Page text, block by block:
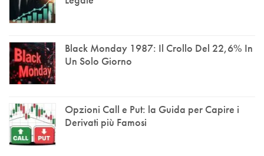
Black Monday 1987: Il Crollo Del 22,6% In
Un Solo Giorno
Opzioni Call e Put: la Guida per Capire i
Derivati più Famosi